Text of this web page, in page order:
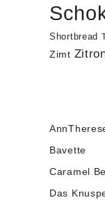
Shortbread
Zimt
Bavette
Caramel
Das